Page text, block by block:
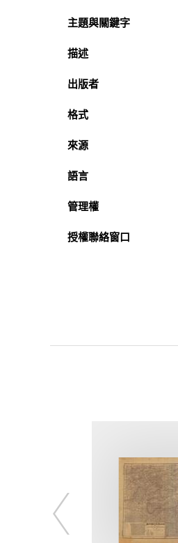
主題與關鍵字
描述
出版者
格式
來源
語言
管理權
授權聯絡窗口